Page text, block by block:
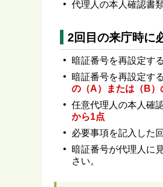
代理人の本人確認書
2回目の来庁時に
暗証番号を再設定す
暗証番号を再設定す
の（A）または（B）
任意代理人の本人確
から1点
必要事項を記入した
暗証番号が代理人に
さい。